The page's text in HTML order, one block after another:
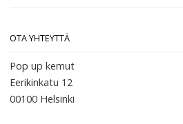
OTA YHTEYTTÄ
Pop up kemut
Eerikinkatu 12
00100 Helsinki